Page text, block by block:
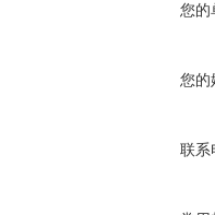
您的
您的
联系